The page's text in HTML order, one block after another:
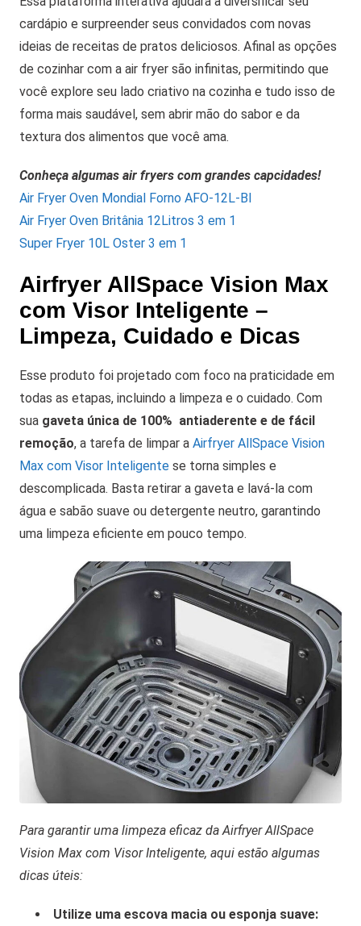
cardápio e surpreender seus convidados com novas
ideias de receitas de pratos deliciosos. Afinal as opções
de cozinhar com a air fryer são infinitas, permitindo que
você explore seu lado criativo na cozinha e tudo isso de
forma mais saudável, sem abrir mão do sabor e da
textura dos alimentos que você ama.
Conheça algumas air fryers com grandes capcidades!
Air Fryer Oven Mondial Forno AFO-12L-BI
Air Fryer Oven Britânia 12Litros 3 em 1
Super Fryer 10L Oster 3 em 1
Airfryer AllSpace Vision Max
com Visor Inteligente –
Limpeza, Cuidado e Dicas
Esse produto foi projetado com foco na praticidade em
todas as etapas, incluindo a limpeza e o cuidado. Com
sua gaveta única de 100% antiaderente e de fácil
remoção, a tarefa de limpar a Airfryer AllSpace Vision
Max com Visor Inteligente se torna simples e
descomplicada. Basta retirar a gaveta e lavá-la com
água e sabão suave ou detergente neutro, garantindo
uma limpeza eficiente em pouco tempo.
Para garantir uma limpeza eficaz da Airfryer AllSpace
Vision Max com Visor Inteligente, aqui estão algumas
dicas úteis:
Utilize uma escova macia ou esponja suave: